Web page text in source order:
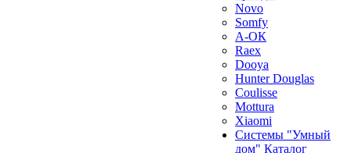
Novo
Somfy
А-ОК
Raex
Dooya
Hunter Douglas
Coulisse
Mottura
Xiaomi
Системы "Умный
дом" Каталог